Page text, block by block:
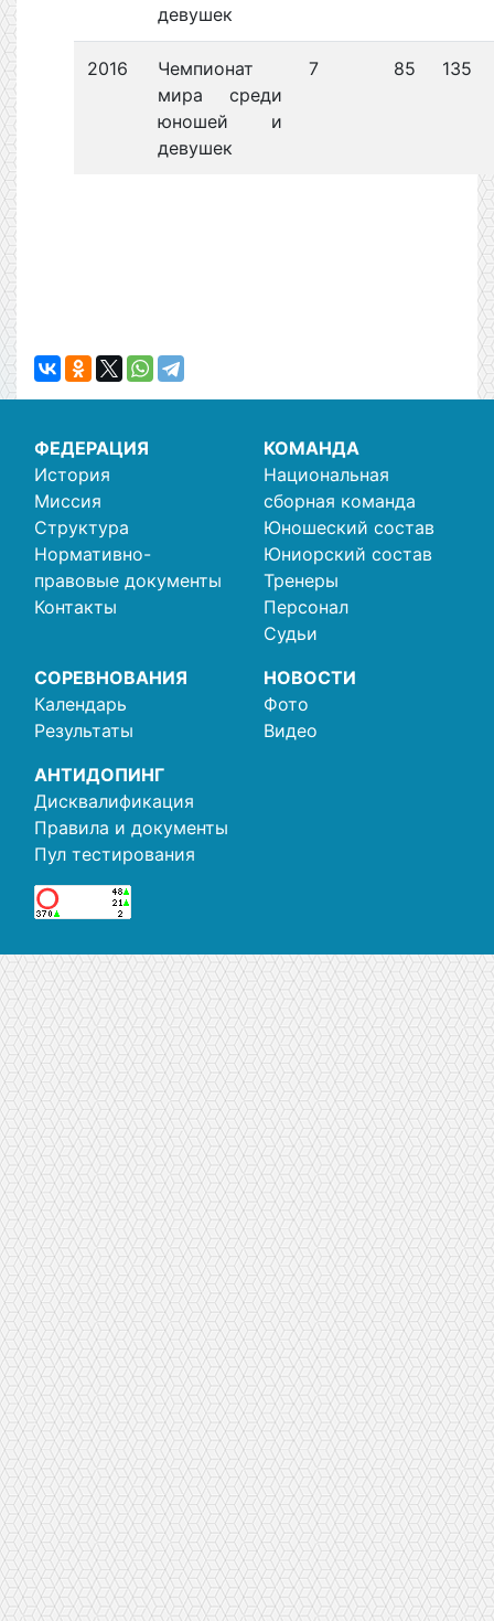
девушек
2016
Чемпионат
мира среди
юношей и
девушек
7 85 135
ФЕДЕРАЦИЯ
История
Миссия
Структура
Нормативно-
правовые документы
Контакты
КОМАНДА
Национальная
сборная команда
Юношеский состав
Юниорский состав
Тренеры
Персонал
Судьи
СОРЕВНОВАНИЯ
Календарь
Результаты
НОВОСТИ
Фото
Видео
АНТИДОПИНГ
Дисквалификация
Правила и документы
Пул тестирования